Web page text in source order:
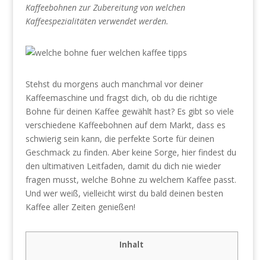
Kaffeebohnen zur Zubereitung von welchen
Kaffeespezialitäten verwendet werden.
Stehst du morgens auch manchmal vor deiner
Kaffeemaschine und fragst dich, ob du die richtige
Bohne für deinen Kaffee gewählt hast? Es gibt so viele
verschiedene Kaffeebohnen auf dem Markt, dass es
schwierig sein kann, die perfekte Sorte für deinen
Geschmack zu finden. Aber keine Sorge, hier findest du
den ultimativen Leitfaden, damit du dich nie wieder
fragen musst, welche Bohne zu welchem Kaffee passt.
Und wer weiß, vielleicht wirst du bald deinen besten
Kaffee aller Zeiten genießen!
Inhalt